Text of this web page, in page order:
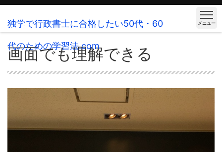
独学で行政書士に合格したい50代・60
代のための学習法.com
メニュー
画面でも理解できる